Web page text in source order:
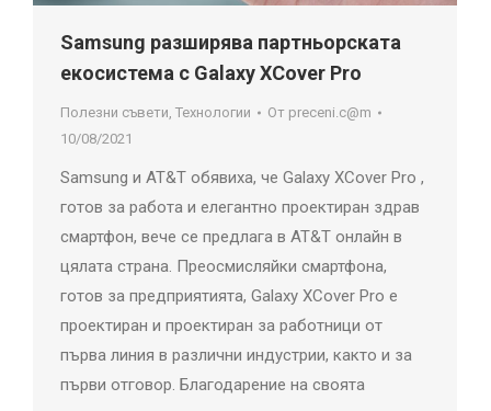
Samsung разширява партньорската
екосистема с Galaxy XCover Pro
Полезни съвети, Технологии От preceni.c@m
10/08/2021
Samsung и AT&T обявиха, че Galaxy XCover Pro ,
готов за работа и елегантно проектиран здрав
смартфон, вече се предлага в AT&T онлайн в
цялата страна. Преосмисляйки смартфона,
готов за предприятията, Galaxy XCover Pro е
проектиран и проектиран за работници от
първа линия в различни индустрии, както и за
първи отговор. Благодарение на своята